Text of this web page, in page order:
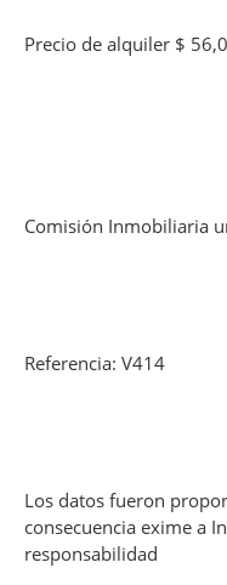
Precio de alquiler $
Comisión Inmobiliaria
Referencia: V414
Los datos fueron
consecuencia exime a
responsabilidad